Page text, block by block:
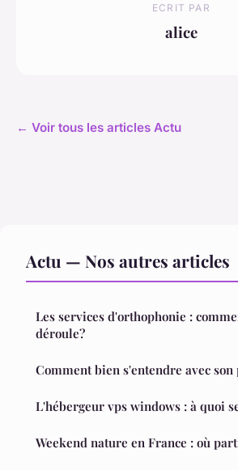
ECRIT PAR
alice
← Voir tous les articles Actu
Actu — Nos autres articles
Les services d'orthophonie :
déroule?
Comment bien s'entendre avec
L'hébergeur vps windows : à quoi
Weekend nature en France : où